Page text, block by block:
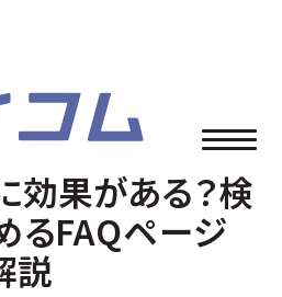
効果がある？検
るFAQページ
説